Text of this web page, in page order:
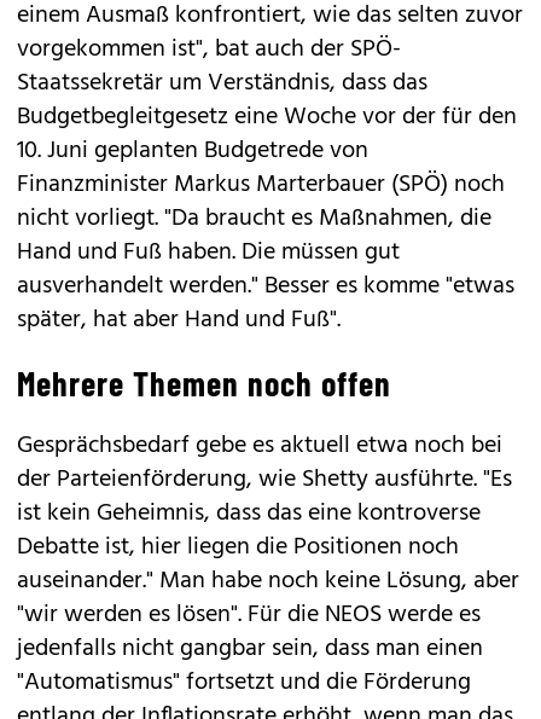
einem Ausmaß konfrontiert, wie das selten zuvor
vorgekommen ist", bat auch der SPÖ-
Staatssekretär um Verständnis, dass das
Budgetbegleitgesetz eine Woche vor der für den
10. Juni geplanten Budgetrede von
Finanzminister Markus Marterbauer (SPÖ) noch
nicht vorliegt. "Da braucht es Maßnahmen, die
Hand und Fuß haben. Die müssen gut
ausverhandelt werden." Besser es komme "etwas
später, hat aber Hand und Fuß".
Mehrere Themen noch offen
Gesprächsbedarf gebe es aktuell etwa noch bei
der Parteienförderung, wie Shetty ausführte. "Es
ist kein Geheimnis, dass das eine kontroverse
Debatte ist, hier liegen die Positionen noch
auseinander." Man habe noch keine Lösung, aber
"wir werden es lösen". Für die NEOS werde es
jedenfalls nicht gangbar sein, dass man einen
"Automatismus" fortsetzt und die Förderung